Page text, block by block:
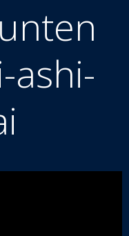
ashi-